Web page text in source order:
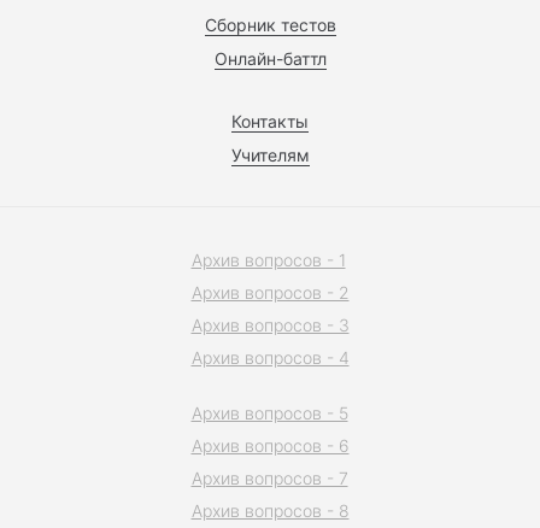
Сборник тестов
Онлайн-баттл
Контакты
Учителям
Архив вопросов - 1
Архив вопросов - 2
Архив вопросов - 3
Архив вопросов - 4
Архив вопросов - 5
Архив вопросов - 6
Архив вопросов - 7
Архив вопросов - 8